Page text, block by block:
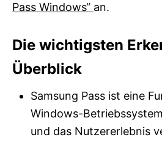
Pass Windows“ an.
Die wichtigsten
Überblick
Samsung Pass ist eine
Windows-
und das Nutzererlebnis